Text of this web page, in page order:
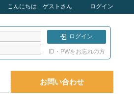
こんにちは ゲストさん ログイン
ログイン
ID・PWをお忘れの方
お問い合わせ